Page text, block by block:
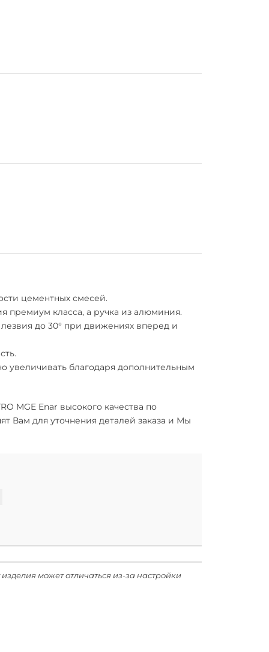
цементных смесей.
премиум класса, а ручка из алюминия.
до 30° при движениях вперед и
увеличивать благодаря дополнительным
MGE Enar высокого качества по
Вам для уточнения деталей заказа и Мы
может отличаться из-за настройки